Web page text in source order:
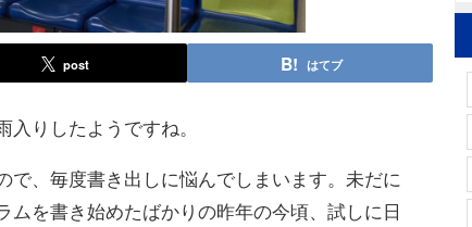
post はてブ
りしたようですね。
で、毎度書き出しに悩んでしまいます。未だに
を書き始めたばかりの昨年の今頃、試しに日